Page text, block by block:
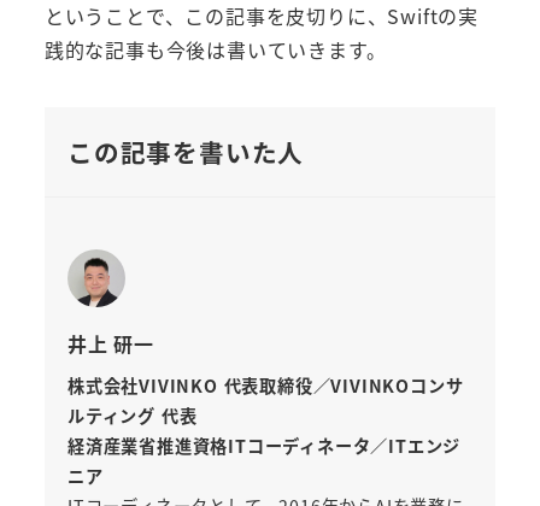
ということで、この記事を皮切りに、Swiftの実
践的な記事も今後は書いていきます。
この記事を書いた人
井上 研一
株式会社VIVINKO 代表取締役／VIVINKOコンサ
ルティング 代表
経済産業省推進資格ITコーディネータ／ITエンジ
ニア